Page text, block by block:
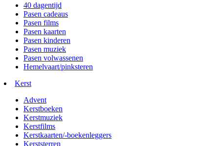
40 dagentijd
Pasen cadeaus
Pasen films
Pasen kaarten
Pasen kinderen
Pasen muziek
Pasen volwassenen
Hemelvaart/pinksteren
Kerst
Advent
Kerstboeken
Kerstmuziek
Kerstfilms
Kerstkaarten/-boekenleggers
Kerststerren